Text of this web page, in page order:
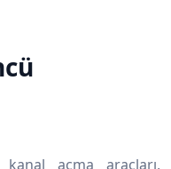
açma araçları,